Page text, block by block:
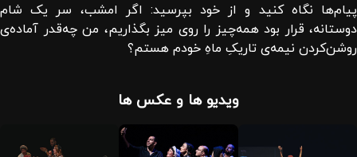
پیام‌ها نگاه کنید و از خود بپرسید: اگر امشب، سر یک شام
دوستانه، قرار بود همه‌چیز را روی میز بگذاریم، من چه‌قدر آماده‌ی
روشن‌کردن نیمه‌ی تاریکِ ماهِ خودم هستم؟
ویدیو ها و عکس ها